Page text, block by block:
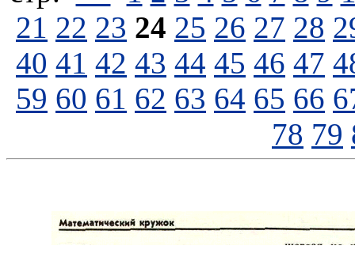
21 22 23 24 25 26 27 28
40 41 42 43 44 45 46 47
59 60 61 62 63 64 65 66
78 79